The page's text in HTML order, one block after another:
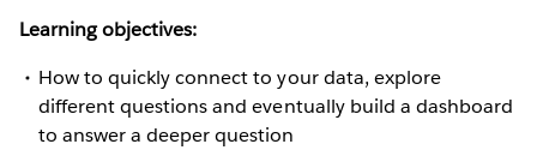
Learning objectives:
How to quickly connect to your data, explore
different questions and eventually build a dashboard
to answer a deeper question